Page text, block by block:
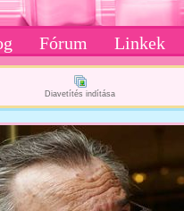
Fórum Linkek
Diavetítés indítása